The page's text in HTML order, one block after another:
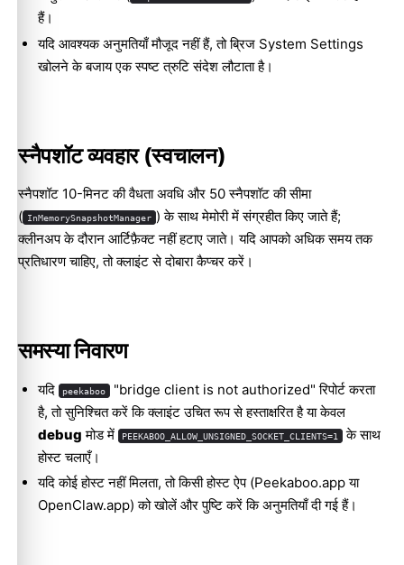
हैं।
यदि आवश्यक अनुमतियाँ मौजूद नहीं हैं, तो ब्रिज System Settings
खोलने के बजाय एक स्पष्ट त्रुटि संदेश लौटाता है।
स्नैपशॉट व्यवहार (स्वचालन)
स्नैपशॉट 10-मिनट की वैधता अवधि और 50 स्नैपशॉट की सीमा
( InMemorySnapshotManager ) के साथ मेमोरी में संग्रहीत किए जाते हैं;
क्लीनअप के दौरान आर्टिफ़ैक्ट नहीं हटाए जाते। यदि आपको अधिक समय तक
प्रतिधारण चाहिए, तो क्लाइंट से दोबारा कैप्चर करें।
समस्या निवारण
यदि peekaboo
"bridge client is not authorized" रिपोर्ट करता
है, तो सुनिश्चित करें कि क्लाइंट उचित रूप से हस्ताक्षरित है या केवल
debug मोड में PEEKABOO_ALLOW_UNSIGNED_SOCKET_CLIENTS=1
के साथ
होस्ट चलाएँ।
यदि कोई होस्ट नहीं मिलता, तो किसी होस्ट ऐप (Peekaboo.app या
OpenClaw.app) को खोलें और पुष्टि करें कि अनुमतियाँ दी गई हैं।